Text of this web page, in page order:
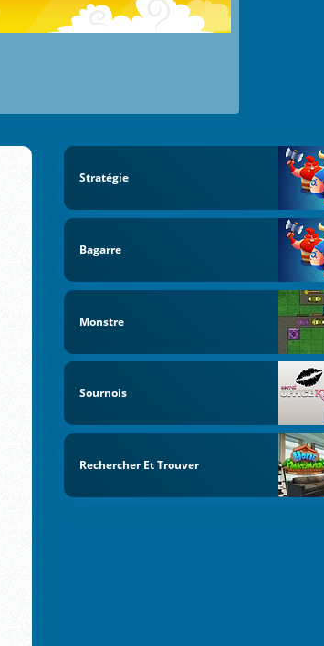
Stratégie
Bagarre
Monstre
Sournois
Rechercher Et Trouver